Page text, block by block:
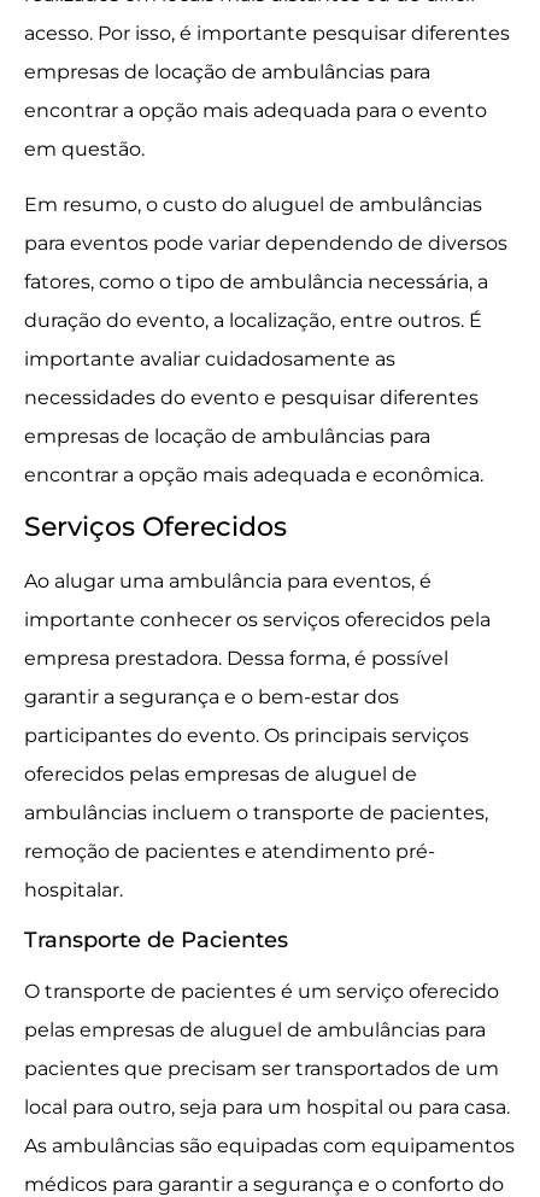
acesso. Por isso, é importante pesquisar diferentes
empresas de locação de ambulâncias para
encontrar a opção mais adequada para o evento
em questão.
Em resumo, o custo do aluguel de ambulâncias
para eventos pode variar dependendo de diversos
fatores, como o tipo de ambulância necessária, a
duração do evento, a localização, entre outros. É
importante avaliar cuidadosamente as
necessidades do evento e pesquisar diferentes
empresas de locação de ambulâncias para
encontrar a opção mais adequada e econômica.
Serviços Oferecidos
Ao alugar uma ambulância para eventos, é
importante conhecer os serviços oferecidos pela
empresa prestadora. Dessa forma, é possível
garantir a segurança e o bem-estar dos
participantes do evento. Os principais serviços
oferecidos pelas empresas de aluguel de
ambulâncias incluem o transporte de pacientes,
remoção de pacientes e atendimento pré-
hospitalar.
Transporte de Pacientes
O transporte de pacientes é um serviço oferecido
pelas empresas de aluguel de ambulâncias para
pacientes que precisam ser transportados de um
local para outro, seja para um hospital ou para casa.
As ambulâncias são equipadas com equipamentos
médicos para garantir a segurança e o conforto do